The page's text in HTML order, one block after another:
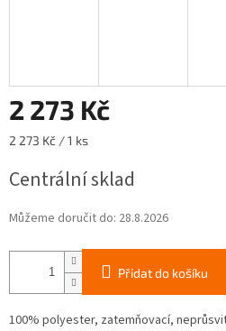
2 273 Kč
Měrná
2 273 Kč / 1 ks
Centrální sklad
Můžeme doručit do: 28.8.2026
Přidat do košíku
100% polyester, zatemňovací,